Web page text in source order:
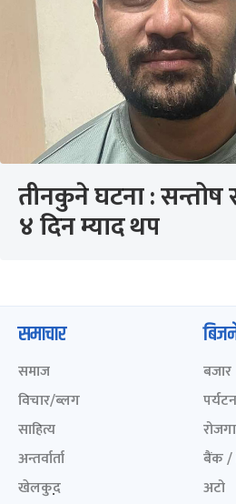
तीनकुने घटना : सन्तोष
४ दिन म्याद थप
समाचार
समाज
विचार/ब्लग
साहित्य
अन्तर्वार्ता
खेलकुद़़
बजार
पर्यटन
बैंक /
अटो